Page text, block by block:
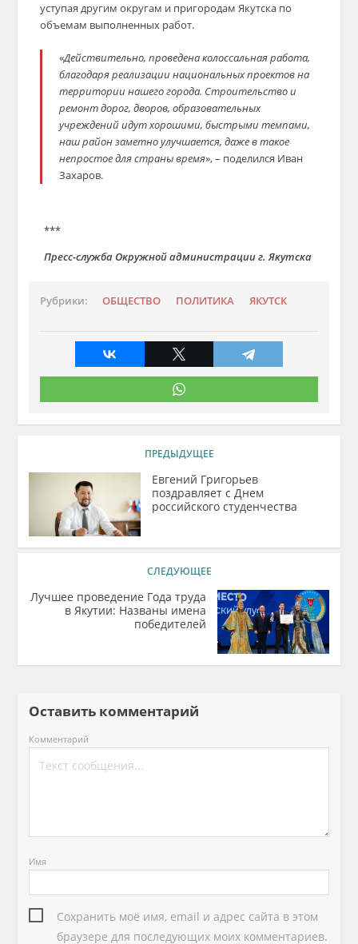
уступая другим округам и пригородам Якутска по
объемам выполненных работ.
«Действительно, проведена колоссальная работа,
благодаря реализации национальных проектов на
территории нашего города. Строительство и
ремонт дорог, дворов, образовательных
учреждений идут хорошими, быстрыми темпами,
наш район заметно улучшается, даже в такое
непростое для страны время», – поделился Иван
Захаров.
***
Пресс-служба Окружной администрации г. Якутска
Рубрики: ОБЩЕСТВО ПОЛИТИКА ЯКУТСК
ПРЕДЫДУЩЕЕ
Евгений Григорьев
поздравляет с Днем
российского студенчества
СЛЕДУЮЩЕЕ
Лучшее проведение Года труда
в Якутии: Названы имена
победителей
Оставить комментарий
Комментарий
Имя
Сохранить моё имя, email и адрес сайта в этом
браузере для последующих моих комментариев.